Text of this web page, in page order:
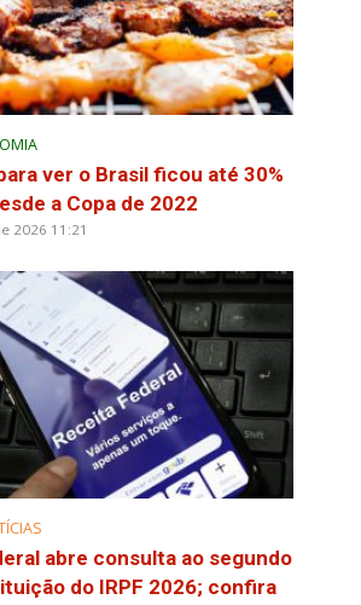
ver o Brasil ficou até 30%
a Copa de 2022
2026 11:21
abre consulta ao segundo
do IRPF 2026; confira